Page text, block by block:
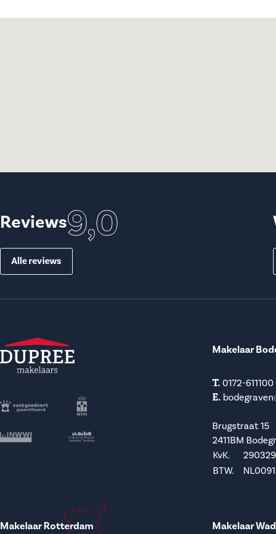
Reviews9,0
Alle reviews
Makelaar
T. 0172-611100
E.
Brugstraat 15
2411BM
KvK.
BTW.
Makelaar Rotterdam Makelaar